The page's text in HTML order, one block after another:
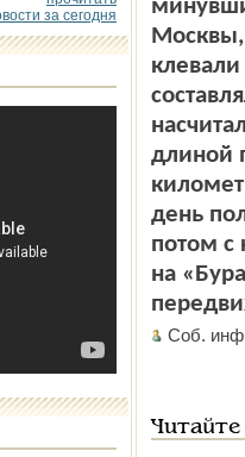
за сегодня
длиной
день
потом
на
Соб.